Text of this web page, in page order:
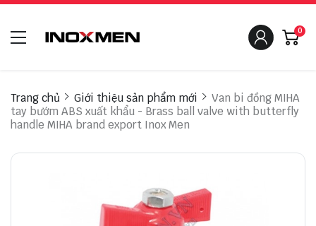
0
Trang chủ Giới thiệu sản phẩm mới
Van bi đồng MIHA
tay bướm ABS xuất khẩu - Brass ball valve with butterfly
handle MIHA brand export Inox Men